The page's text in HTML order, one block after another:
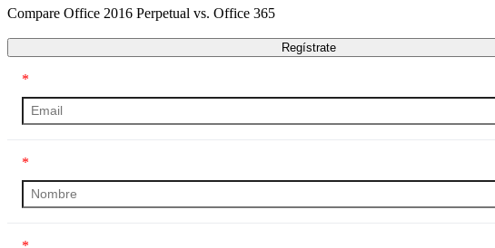
Compare Office 2016 Perpetual vs. Office 365
Regístrate
*
*